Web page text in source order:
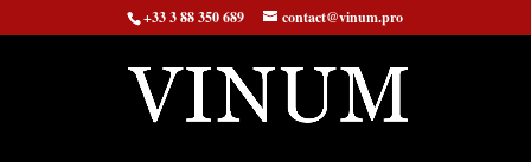
+33 3 88 350 689 contact@vinum.pro